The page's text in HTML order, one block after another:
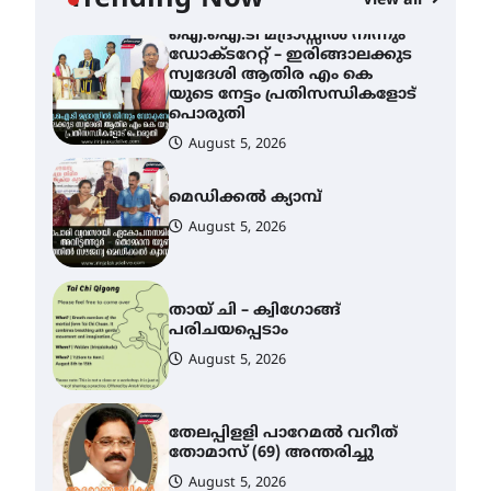
ഐ.ഐ.ടി മദ്രാസ്സിൽ നിന്നും
ഡോക്ടറേറ്റ് – ഇരിങ്ങാലക്കുട
സ്വദേശി ആതിര എം കെ
യുടെ നേട്ടം പ്രതിസന്ധികളോട്
പൊരുതി
August 5, 2026
മെഡിക്കൽ ക്യാമ്പ്
August 5, 2026
തായ് ചി – ക്വിഗോങ്ങ്
പരിചയപ്പെടാം
August 5, 2026
തേലപ്പിളളി പാറേമൽ വറീത്
തോമാസ് (69) അന്തരിച്ചു
August 5, 2026